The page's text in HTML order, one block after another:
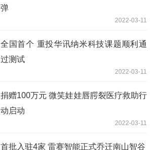
弹
2022-03-11
全国首个 重投华讯纳米科技课题顺利通
过测试
2022-03-11
捐赠100万元 微笑娃娃唇腭裂医疗救助行
动启动
2022-03-11
首批入驻4家 雷赛智能正式乔迁南山智谷